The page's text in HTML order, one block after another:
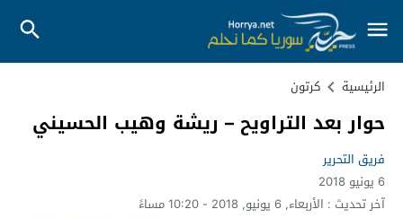
الرئيسية كرتون
حوار بعد التراويح – ريشة وهيب الحسيني
فريق التحرير
6 يونيو 2018
آخر تحديث : الأربعاء, 6 يونيو, 2018 - 10:20 مساءً